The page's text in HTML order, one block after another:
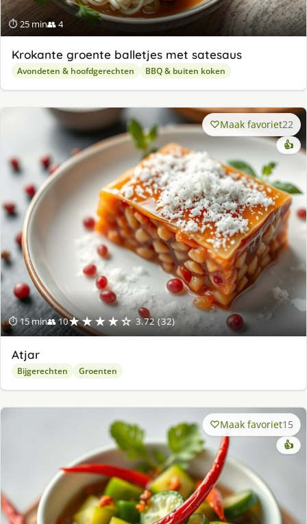
⏱ 25 min👥 4
Krokante groente balletjes met satesaus
Avondeten & hoofdgerechten BBQ & buiten koken
⏱ 15 min👥 10★★★★☆ 3.72 (32)
Maak favoriet22
👍
Atjar
Bijgerechten Groenten
Maak favoriet15
👍